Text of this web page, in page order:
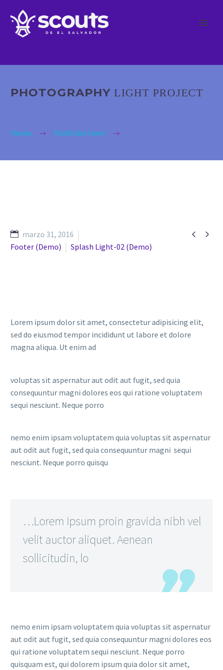
PHOTOGRAPHYLIGHT PROJECT
Home
Portfolio Item
 
marzo 31, 2016
Footer (Demo)
Splash Light-02 (Demo)
Lorem ipsum dolor sit amet, consectetur adipisicing elit,
sed do eiusmod tempor incididunt ut labore et dolore
magna aliqua. Ut enim ad
voluptas sit aspernatur aut odit aut fugit, sed quia
consequuntur magni dolores eos qui ratione voluptatem
sequi nesciunt. Neque porro
nemo enim ipsam voluptatem quia voluptas sit aspernatur
aut odit aut fugit, sed quia consequuntur magni sequi
nesciunt. Neque porro quisqu
…Lorem Ipsum proin gravida nibh vel
velit auctor aliquet. Aenean
sollicitudin, lo
nemo enim ipsam voluptatem quia voluptas sit aspernatur
aut odit aut fugit, sed quia consequuntur magni dolores eos
qui ratione voluptatem sequi nesciunt. Neque porro
quisquam est, qui dolorem ipsum quia dolor sit amet,